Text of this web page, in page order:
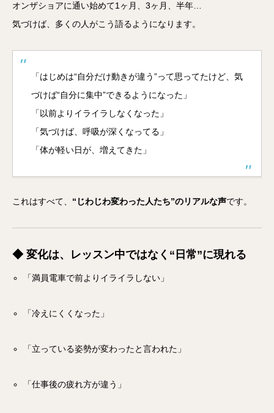
オンザショアに通い始めて1ヶ月、3ヶ月、半年…
気づけば、多くの人がこう語るようになります。
「はじめは“自分だけ動きが違う”って思ってたけど、気
づけば“自分に集中”できるようになった」
「以前よりイライラしなくなった」
「気づけば、呼吸が深くなってる」
「体が軽い日が、増えてきた」
これはすべて、 “じわじわ変わった人たち”のリアルな声です。
◆ 変化は、レッスン中ではなく“日常”に現れる
「満員電車で前よりイライラしない」
「冷えにくくなった」
「立っている姿勢が変わったと言われた」
「仕事後の疲れ方が違う」